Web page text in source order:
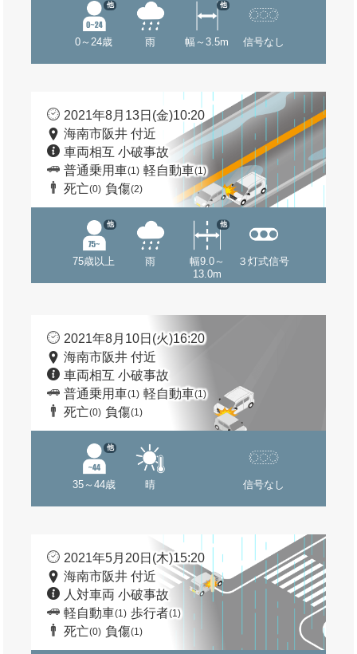
0～24歳
他
雨 幅～3.5m
他
信号なし
2021年8月13日(金)10:20
海南市阪井 付近
車両相互 小破事故
普通乗用車(1) 軽自動車(1)
死亡(0) 負傷(2)
75歳以上
他
雨
幅9.0～
13.0m
他
３灯式信号
2021年8月10日(火)16:20
海南市阪井 付近
車両相互 小破事故
普通乗用車(1) 軽自動車(1)
死亡(0) 負傷(1)
35～44歳
他
晴 信号なし
2021年5月20日(木)15:20
海南市阪井 付近
人対車両 小破事故
軽自動車(1) 歩行者(1)
死亡(0) 負傷(1)